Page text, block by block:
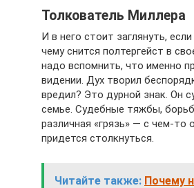
Толкователь Миллера
И в него стоит заглянуть,
чему снится полтергейст в
надо вспомнить, что именно
видении. Дух творил
вредил? Это дурной знак. Он
семье. Судебные тяжбы,
различная «грязь» — с чем-то
придется столкнуться.
Читайте также: Почему